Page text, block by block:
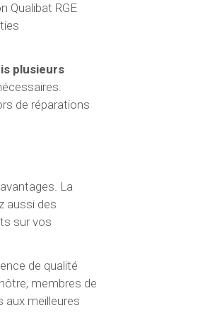
Qualibat RGE
plusieurs
de réparations
La
aussi des
sur vos
de qualité
membres de
aux meilleures